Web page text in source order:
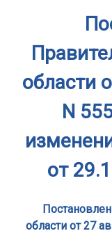
области
N
от
области от 27